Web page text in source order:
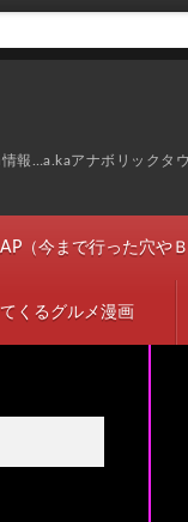
報…a.kaアナボリックタ
（今まで行った穴や
くるグルメ漫画